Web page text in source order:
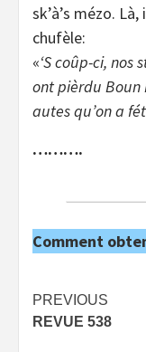
sk’à’s mézo.
chufèle:
«‘S coûp-ci, nos
ont pièrdu Boun
autes qu’on a
……….
Comment
Post
PREVIOUS
REVUE 538